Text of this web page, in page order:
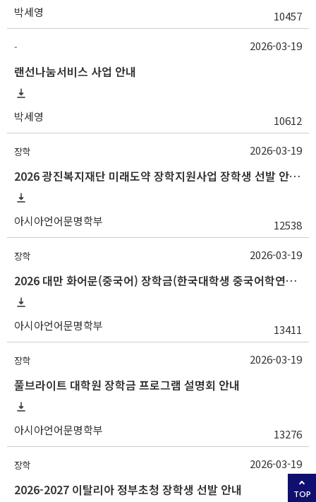
박세영 10457
-
랜선나눔서비스 사업 안내
박세영 10612
2026-03-19
장학
2026 광진복지재단 미래도약 장학지원사업 장학생 선발 안내(~3/25 10:00)
아시아언어문명학부 12538
2026-03-19
장학
2026 대만 화어문(중국어) 장학금(한국대학생 중국어학연수 지원) 선발 안내
아시아언어문명학부 13411
2026-03-19
장학
풀브라이트 대학원 장학금 프로그램 설명회 안내
아시아언어문명학부 13276
2026-03-19
장학
2026-2027 이탈리아 정부초청 장학생 선발 안내
2026-03-19
TOP